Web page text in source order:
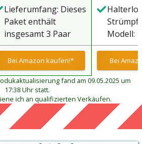
Oberschenkelstrümpfe
ist geeignet für
Frauen und
Mädchen, betont
eine schöne
Körperlinie. Auch der
obere Teil des
Strumpfes ist mit
einem Silikonband
für Rutschfestigkeit
ausgestattet,
praktisch für den
Lieferumfang: Dieses
Paket enthält
insgesamt 3 Paar
Oberschenkelstrümpfe
in schönen Farben,
passend für die
meisten Frauen und
Mädchen
Modell:
DEN;
Bei Amazon kaufen!* Bei
fand am 09.05.2025 um
17:38 Uhr statt.
ich an qualifizierten Verkäufen.